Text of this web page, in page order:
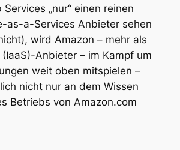
Services „nur“ einen reinen
as-a-Services Anbieter sehen
wird Amazon – mehr als
Anbieter – im Kampf um
weit oben mitspielen –
nicht nur an dem Wissen
Betriebs von Amazon.com